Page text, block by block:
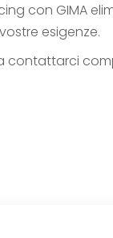
con GIMA
esigenze.
contattarci